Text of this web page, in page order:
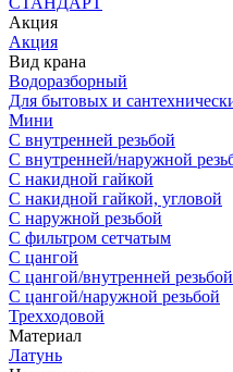
Акция
Акция
Вид крана
Водоразборный
Для бытовых и
Мини
С внутренней резьбой
С внутренней/наружной
С накидной гайкой
С накидной гайкой, угловой
С наружной резьбой
С фильтром сетчатым
С цангой
С цангой/внутренней резьбой
С цангой/наружной резьбой
Трехходовой
Материал
Латунь